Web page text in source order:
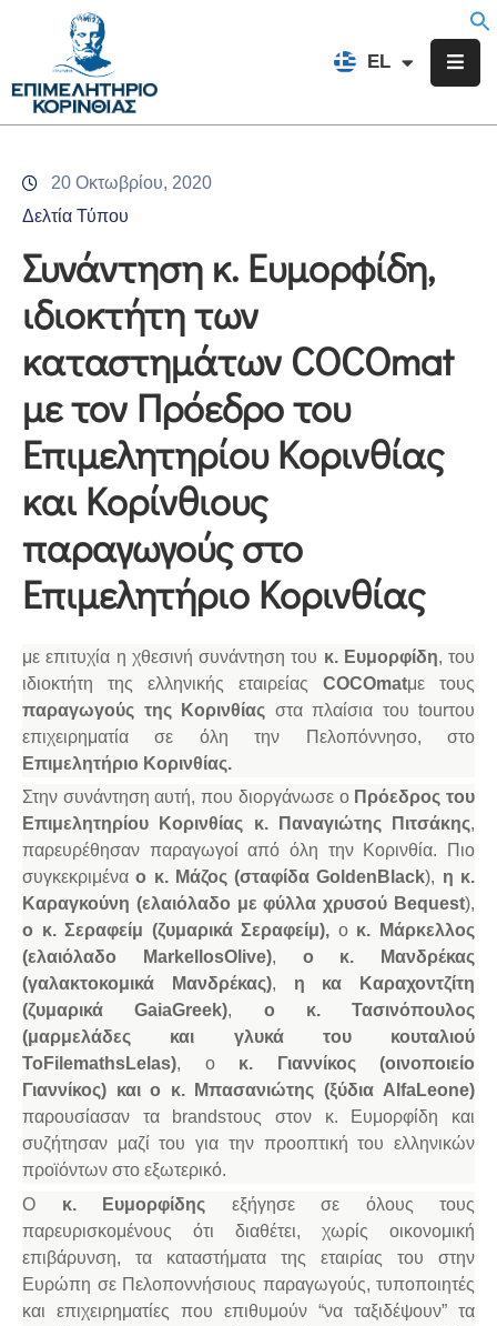
EL
FR
Επιμελητήριο
Υπηρεσίες
Προγράμματα
&
Δράσεις
Εκδηλώσεις
Επικοινωνία
20 Οκτωβρίου, 2020
Δελτία Τύπου
Συνάντηση κ. Ευμορφίδη,
ιδιοκτήτη των
καταστημάτων COCOmat
με τον Πρόεδρο του
Επιμελητηρίου Κορινθίας
και Κορίνθιους
παραγωγούς στο
Επιμελητήριο Κορινθίας
με επιτυχία η χθεσινή συνάντηση του κ. Ευμορφίδη, του
ιδιοκτήτη της ελληνικής εταιρείας COCOmatμε τους
παραγωγούς της Κορινθίας στα πλαίσια του tourτου
επιχειρηματία σε όλη την Πελοπόννησο, στο
Επιμελητήριο Κορινθίας.
Στην συνάντηση αυτή, που διοργάνωσε ο Πρόεδρος του
Επιμελητηρίου Κορινθίας κ. Παναγιώτης Πιτσάκης,
παρευρέθησαν παραγωγοί από όλη την Κορινθία. Πιο
συγκεκριμέναο κ. Μάζος (σταφίδαGolden Black), η κ.
Καραγκούνη (ελαιόλαδο με φύλλα χρυσού Bequest),
o κ. Σεραφείμ (ζυμαρικά Σεραφείμ), ο κ. Μάρκελλος
(ελαιόλαδο
MarkellosOlive), o κ. Μανδρέκας
(γαλακτοκομικά Μανδρέκας), η κα Καραχοντζίτη
(ζυμαρικάGaiaGreek), o κ. Τασινόπουλος
(μαρμελάδες και γλυκά του κουταλιού
To FilemathsLelas), ο κ. Γιαννίκος (οινοποιείο
Γιαννίκος) και ο κ. Μπασανιώτης (ξύδια AlfaLeone)
παρουσίασαν τα brandsτους στον κ. Ευμορφίδη και
συζήτησαν μαζί του για την προοπτική του ελληνικών
προϊόντων στο εξωτερικό.
Ο κ. Ευμορφίδης εξήγησε σε όλους τους
παρευρισκομένους ότι διαθέτει, χωρίς οικονομική
επιβάρυνση, τα καταστήματα της εταιρίας του στην
Ευρώπη σε Πελοποννήσιους παραγωγούς, τυποποιητές
και επιχειρηματίες που επιθυμούν “να ταξιδέψουν” τα